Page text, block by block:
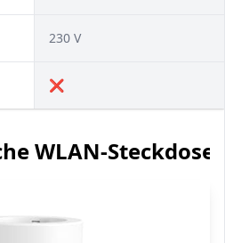
230 V
❌
WLAN-